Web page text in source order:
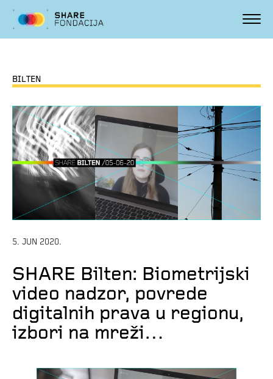
BILTEN
5. JUN 2020.
SHARE Bilten: Biometrijski
video nadzor, povrede
digitalnih prava u regionu,
izbori na mreži…